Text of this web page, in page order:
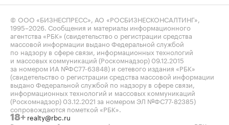
© ООО «БИЗНЕСПРЕСС», АО «РОСБИЗНЕСКОНСАЛТИНГ»,
1995–2026. Сообщения и материалы информационного
агентства «РБК» (свидетельство о регистрации средства
массовой информации выдано Федеральной службой
по надзору в сфере связи, информационных технологий
и массовых коммуникаций (Роскомнадзор) 09.12.2015
за номером ИА №ФС77-63848) и сетевого издания «РБК»
(свидетельство о регистрации средства массовой информации
выдано Федеральной службой по надзору в сфере связи,
информационных технологий и массовых коммуникаций
(Роскомнадзор) 03.12.2021 за номером ЭЛ №ФС77-82385)
сопровождаются пометкой «РБК».
18+ realty@rbc.ru